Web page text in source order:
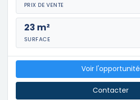
PRIX DE VENTE
23 m²
SURFACE
Voir l'opportunité
Contacter